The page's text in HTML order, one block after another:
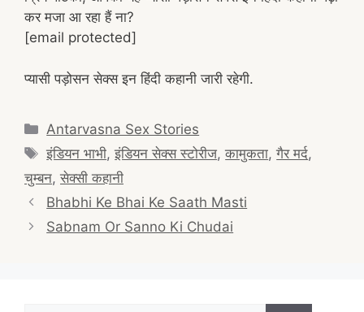
कर मजा आ रहा हैं ना?
[email protected]
प्यासी पड़ोसन सेक्स इन हिंदी कहानी जारी रहेगी.
Categories
Antarvasna Sex Stories
Tags
इंडियन भाभी,इंडियन सेक्स स्टोरीज,कामुकता,गैर मर्द,
चुम्बन, सेक्सी कहानी
Post
navigation
Bhabhi Ke Bhai Ke Saath Masti
Sabnam Or Sanno Ki Chudai